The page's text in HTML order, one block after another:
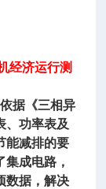
经济运行测
据《三相异
、功率表及
能减排的要
成电路，
数据，解决